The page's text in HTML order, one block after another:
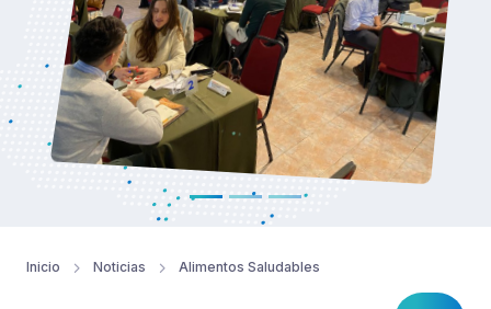
Noticias